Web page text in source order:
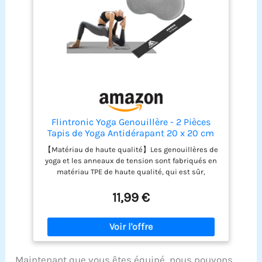
Flintronic Yoga Genouillère - 2 Pièces
Tapis de Yoga Antidérapant 20 x 20 cm
avec Coussin de Protection pour Genoux,
Mains, Poignets et Coudes, Bande de
Résistance Incluse
【Matériau de haute qualité】Les genouillères de
yoga et les anneaux de tension sont fabriqués en
matériau TPE de haute qualité, qui est sûr,
20 mm d'épaisseur offrent d'excellentes
performances de rebond instantané, aidant à
réduire les dommages articulaires et à soulager la
douleur dans les mains, les genoux, les coudes et
la tête pendant le sport 【Conception
11,99 €